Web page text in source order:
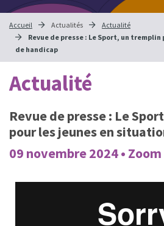
Accueil Actualités
Actualité
Revue de presse : Le Sport, un
de handicap
Actualité
Revue de presse : Le
pour les jeunes en
09 novembre 2024 •